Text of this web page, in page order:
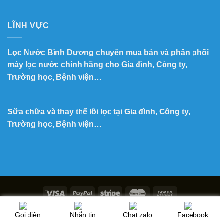
LĨNH VỰC
Lọc Nước Bình Dương chuyên mua bán và phân phối
máy lọc nước chính hãng cho Gia đình, Công ty,
Trường học, Bệnh viện…
Sữa chữa và thay thế lõi lọc tại Gia đình, Công ty,
Trường học, Bệnh viện…
Copyright 2026 © Lọc Nước Minh Tuấn
Gọi điện Nhắn tin Chat zalo Facebook